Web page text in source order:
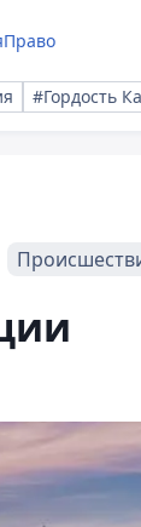
Право
#Гордость